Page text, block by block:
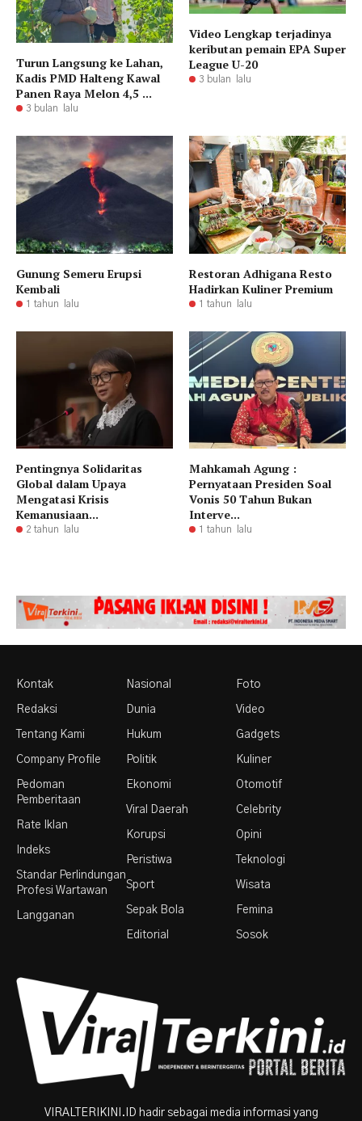
Turun Langsung ke Lahan,
Kadis PMD Halteng Kawal
Panen Raya Melon 4,5 ...
3 bulan lalu
Video Lengkap terjadinya
keributan pemain EPA Super
League U-20
3 bulan lalu
Gunung Semeru Erupsi
Kembali
1 tahun lalu
Restoran Adhigana Resto
Hadirkan Kuliner Premium
1 tahun lalu
Pentingnya Solidaritas
Global dalam Upaya
Mengatasi Krisis
Kemanusiaan...
2 tahun lalu
Mahkamah Agung :
Pernyataan Presiden Soal
Vonis 50 Tahun Bukan
Interve...
1 tahun lalu
Kontak
Redaksi
Tentang Kami
Company Profile
Pedoman
Pemberitaan
Rate Iklan
Indeks
Standar Perlindungan
Profesi Wartawan
Langganan
Nasional
Dunia
Hukum
Politik
Ekonomi
Viral Daerah
Korupsi
Peristiwa
Sport
Sepak Bola
Editorial
Foto
Video
Gadgets
Kuliner
Otomotif
Celebrity
Opini
Teknologi
Wisata
Femina
Sosok
VIRALTERIKINI.ID hadir sebagai media informasi yang